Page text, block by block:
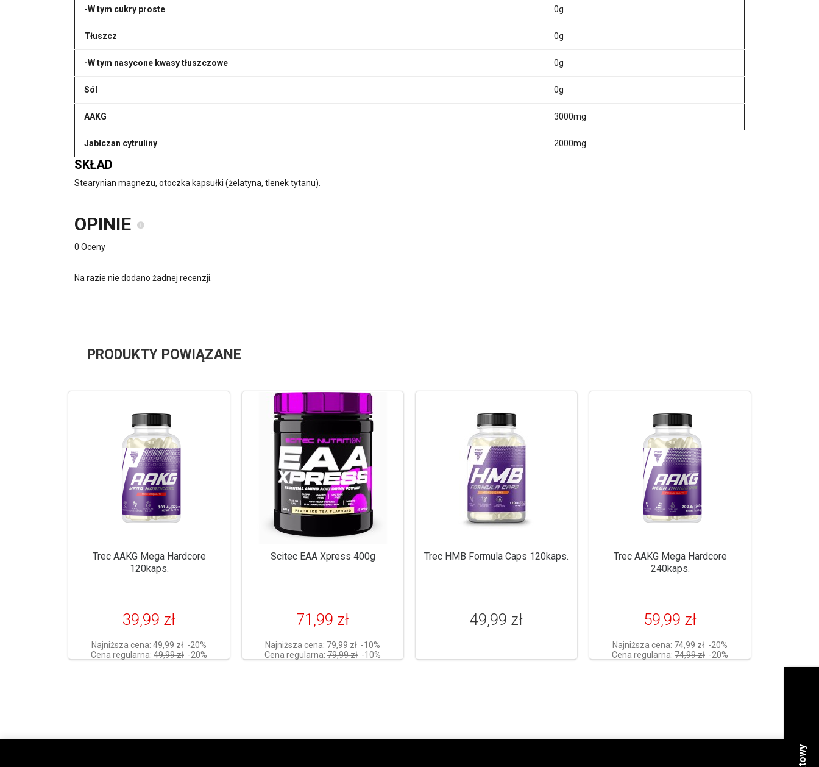
-W tym cukry proste 0g
Tłuszcz 0g
-W tym nasycone kwasy tłuszczowe 0g
Sól 0g
AAKG 3000mg
Jabłczan cytruliny 2000mg
SKŁAD
Stearynian magnezu, otoczka kapsułki (żelatyna, tlenek tytanu).
OPINIE
0 Oceny
Na razie nie dodano żadnej recenzji.
PRODUKTY POWIĄZANE
Trec AAKG Mega Hardcore
120kaps.
39,99 zł
Najniższa cena: 49,99 zł -20%
Cena regularna: 49,99 zł -20%
Scitec EAA Xpress 400g
71,99 zł
Najniższa cena: 79,99 zł -10%
Cena regularna: 79,99 zł -10%
Trec HMB Formula Caps 120kaps.
49,99 zł
Trec AAKG Mega Hardcore
240kaps.
59,99 zł
Najniższa cena: 74,99 zł -20%
Cena regularna: 74,99 zł -20%